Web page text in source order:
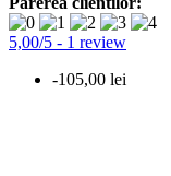
5,00/5 - 1 review
-105,00 lei